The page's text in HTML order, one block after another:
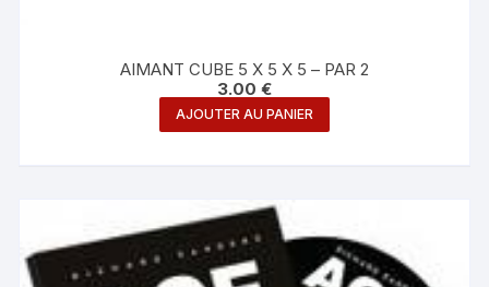
AIMANT CUBE 5 X 5 X 5 – PAR 2
3.00 €
AJOUTER AU PANIER